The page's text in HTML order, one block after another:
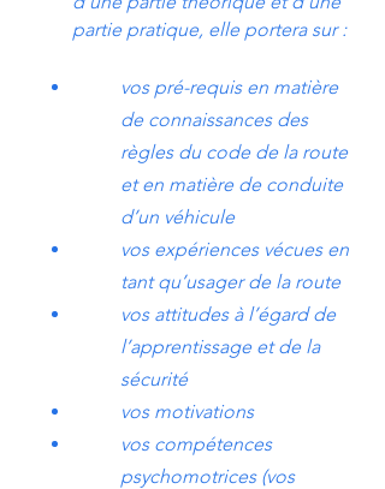
partie pratique, elle portera sur :
vos pré-requis en matière
de connaissances des
règles du code de la route
et en matière de conduite
d’un véhicule
vos expériences vécues en
tant qu’usager de la route
vos attitudes à l’égard de
l’apprentissage et de la
sécurité
vos motivations
vos compétences
psychomotrices (vos